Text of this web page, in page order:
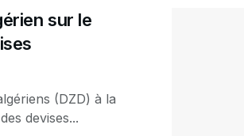
sur le
(DZD) à la
devises...